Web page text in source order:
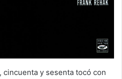
cincuenta y sesenta tocó con